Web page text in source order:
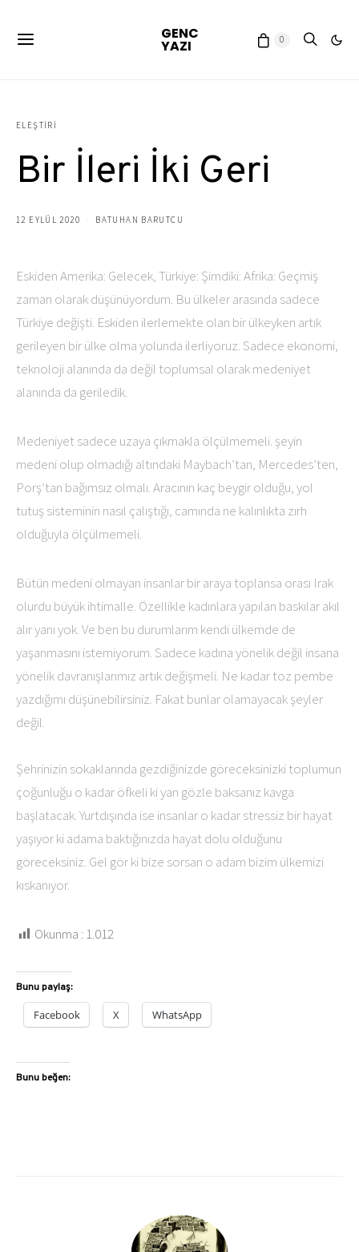
GENC
YAZI 0
ELEŞTIRI
Bir İleri İki Geri
12 EYLÜL 2020 BATUHAN BARUTCU
Eskiden Amerika: Gelecek, Türkiye: Şimdiki: Afrika: Geçmiş
zaman olarak düşünüyordum. Bu ülkeler arasında sadece
Türkiye değişti. Eskiden ilerlemekte olan bir ülkeyken artık
gerileyen bir ülke olma yolunda ilerliyoruz. Sadece ekonomi,
teknoloji alanında da değil toplumsal olarak medeniyet
alanında da geriledik.
Medeniyet sadece uzaya çıkmakla ölçülmemeli. şeyin
medeni olup olmadığı altındaki Maybach’tan, Mercedes’ten,
Porş’tan bağımsız olmalı. Aracının kaç beygir olduğu, yol
tutuş sisteminin nasıl çalıştığı, camında ne kalınlıkta zırh
olduğuyla ölçülmemeli.
Bütün medeni olmayan insanlar bir araya toplansa orası Irak
olurdu büyük ihtimalle. Özellikle kadınlara yapılan baskılar akıl
alır yanı yok. Ve ben bu durumlarım kendi ülkemde de
yaşanmasını istemiyorum. Sadece kadına yönelik değil insana
yönelik davranışlarımız artık değişmeli. Ne kadar toz pembe
yazdığımı düşünebilirsiniz. Fakat bunlar olamayacak şeyler
değil.
Şehrinizin sokaklarında gezdiğinizde göreceksinizki toplumun
çoğunluğu o kadar öfkeli ki yan gözle baksanız kavga
başlatacak. Yurtdışında ise insanlar o kadar stressiz bir hayat
yaşıyor ki adama baktığınızda hayat dolu olduğunu
göreceksiniz. Gel gör ki bize sorsan o adam bizim ülkemizi
kıskanıyor.
Okunma : 1.012
Bunu paylaş:
Facebook X WhatsApp
Bunu beğen: